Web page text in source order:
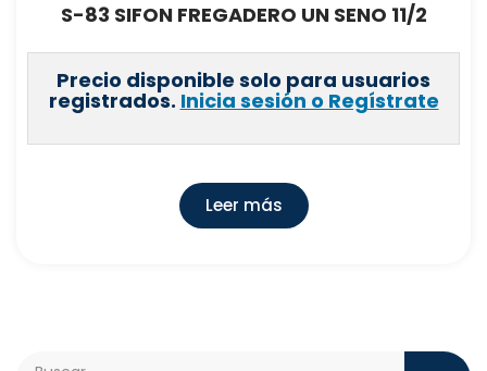
S-83 SIFON FREGADERO UN SENO 11/2
Precio disponible solo para usuarios
registrados. Inicia sesión o Regístrate
Leer más